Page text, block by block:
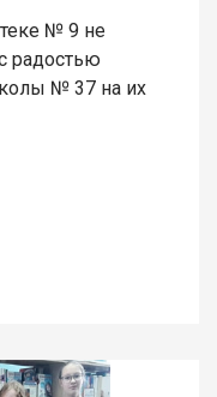
№ 9 не
радостью
№ 37 на их